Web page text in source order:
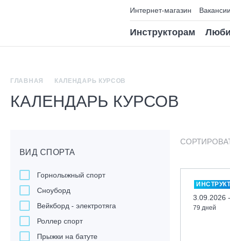
Интернет-магазин Вакансии
Инструкторам
ГЛАВНАЯ КАЛЕНДАРЬ КУРСОВ
КАЛЕНДАРЬ КУРСОВ
ВИД СПОРТА
Горнолыжный спорт
Сноуборд
Вейкборд - электротяга
Роллер спорт
Прыжки на батуте
3.09.2026
79 дней